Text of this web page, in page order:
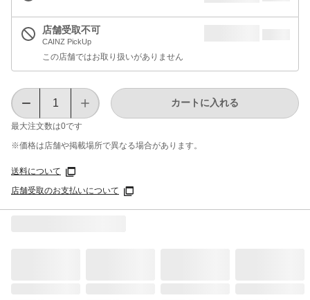
店舗受取不可
CAINZ PickUp
この店舗ではお取り扱いがありません
最大注文数は0です
カートに入れる
※価格は​店舗や​掲載場所で​異なる​場合が​あります。
送料について
店舗受取のお支払いについて